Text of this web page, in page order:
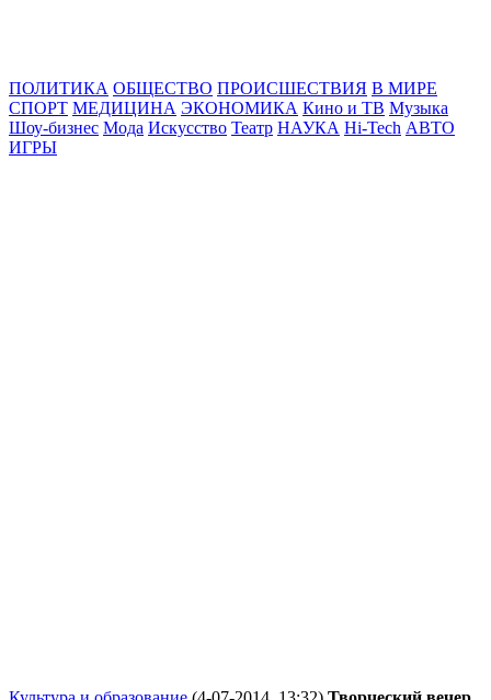
ПОЛИТИКА ОБЩЕСТВО ПРОИСШЕСТВИЯ В МИРЕ
СПОРТ МЕДИЦИНА ЭКОНОМИКА Кино и ТВ Музыка
Шоу-бизнес Мода Искусство Театр НАУКА Hi-Tech АВТО
ИГРЫ